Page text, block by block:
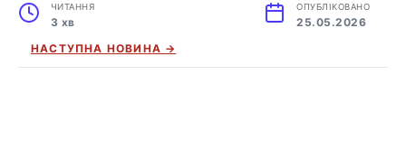
ЧИТАННЯ
3 хв
ОПУБЛІКОВАНО
25.05.2026
НАСТУПНА НОВИНА →